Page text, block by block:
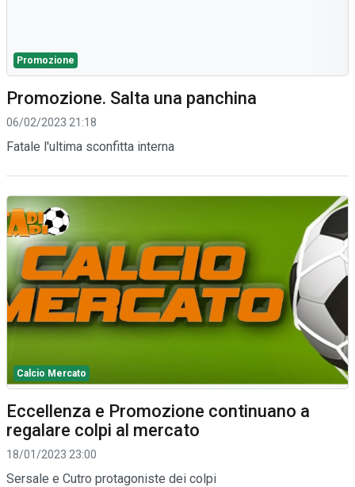
Promozione
Promozione. Salta una panchina
06/02/2023 21:18
Fatale l'ultima sconfitta interna
Calcio Mercato
Eccellenza e Promozione continuano a
regalare colpi al mercato
18/01/2023 23:00
Sersale e Cutro protagoniste dei colpi